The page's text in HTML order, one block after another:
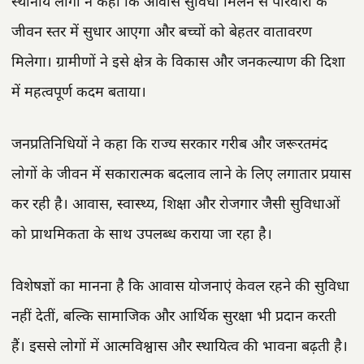
जीवन स्तर में सुधार आएगा और बच्चों को बेहतर वातावरण
मिलेगा। ग्रामीणों ने इसे क्षेत्र के विकास और जनकल्याण की दिशा
में महत्वपूर्ण कदम बताया।
जनप्रतिनिधियों ने कहा कि राज्य सरकार गरीब और जरूरतमंद
लोगों के जीवन में सकारात्मक बदलाव लाने के लिए लगातार प्रयास
कर रही है। आवास, स्वास्थ्य, शिक्षा और रोजगार जैसी सुविधाओं
को प्राथमिकता के साथ उपलब्ध कराया जा रहा है।
विशेषज्ञों का मानना है कि आवास योजनाएं केवल रहने की सुविधा
नहीं देतीं, बल्कि सामाजिक और आर्थिक सुरक्षा भी प्रदान करती
हैं। इससे लोगों में आत्मविश्वास और स्थायित्व की भावना बढ़ती है।